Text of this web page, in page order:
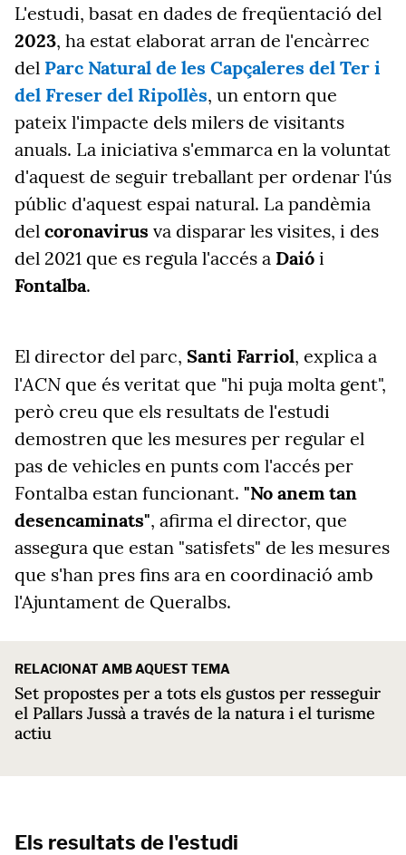
L'estudi, basat en dades de freqüentació del
2023, ha estat elaborat arran de l'encàrrec
del Parc Natural de les Capçaleres del Ter i
del Freser del Ripollès, un entorn que
pateix l'impacte dels milers de visitants
anuals. La iniciativa s'emmarca en la voluntat
d'aquest de seguir treballant per ordenar l'ús
públic d'aquest espai natural. La pandèmia
del coronavirus va disparar les visites, i des
del 2021 que es regula l'accés a Daió i
Fontalba.
El director del parc, Santi Farriol, explica a
l'ACN que és veritat que "hi puja molta gent",
però creu que els resultats de l'estudi
demostren que les mesures per regular el
pas de vehicles en punts com l'accés per
Fontalba estan funcionant. "No anem tan
desencaminats", afirma el director, que
assegura que estan "satisfets" de les mesures
que s'han pres fins ara en coordinació amb
l'Ajuntament de Queralbs.
RELACIONAT AMB AQUEST TEMA
Set propostes per a tots els gustos per resseguir
el Pallars Jussà a través de la natura i el turisme
actiu
Els resultats de l'estudi